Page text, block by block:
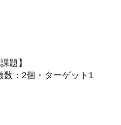
題】
数：2個・ターゲット1